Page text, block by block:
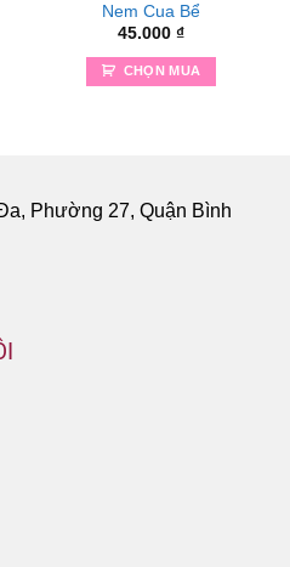
Nem Cua Bể
45.000 ₫
CHỌN MUA
Phường 27, Quận Bình